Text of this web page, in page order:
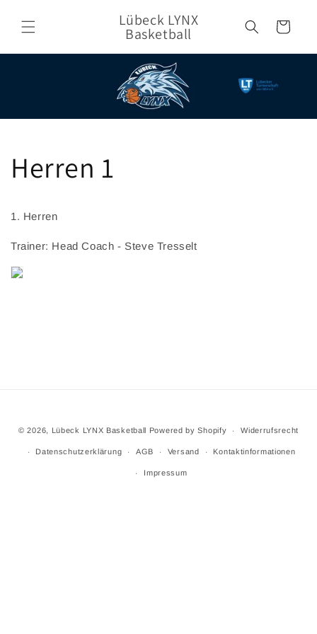
Inhalt
Lübeck LYNX
Basketball Warenkorb
Herren 1
1. Herren
Trainer: Head Coach - Steve Tresselt
© 2026, Lübeck LYNX Basketball Powered by Shopify Widerrufsrecht
Datenschutzerklärung AGB Versand Kontaktinformationen
Impressum